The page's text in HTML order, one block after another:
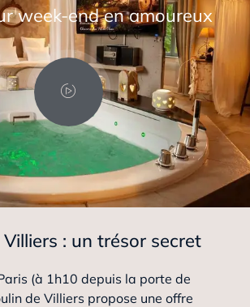
week-end en amoureux
: un trésor secret
(à 1h10 depuis la porte de
de Villiers propose une offre